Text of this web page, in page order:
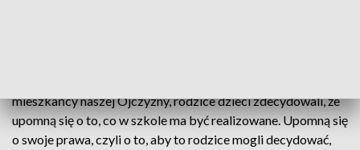
mieszkańcy naszej Ojczyzny, rodzice dzieci zdecydowali, że
upomną się o to, co w szkole ma być realizowane. Upomną się
o swoje prawa, czyli o to, aby to rodzice mogli decydować,